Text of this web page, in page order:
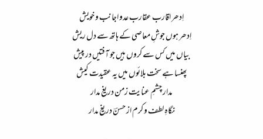
اِدھر اقارب عقارب عدو اجانب و خویش​
اِدھر ہوں جوشِ معاصی کے ہاتھ سے دل ریش​
بیاں میں کس سے کروں ہیں جو آفتیں در پیش​
پھنسا ہے سخت بلائوں میں یہ عقیدت کیش​
مدار چشمِ عنایت زمن دریغ مدار​
نگاہِ لطف و کرم از حسنؔ دریغ مدار​